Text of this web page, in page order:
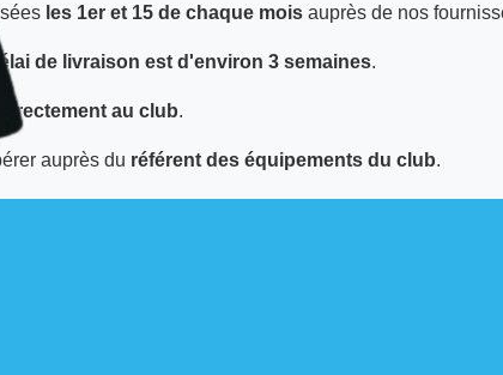
les 1er et 15 de chaque moisauprès de nos
de livraison est d'environ 3 semaines.
directement au club.
auprès du référent des équipements du club.